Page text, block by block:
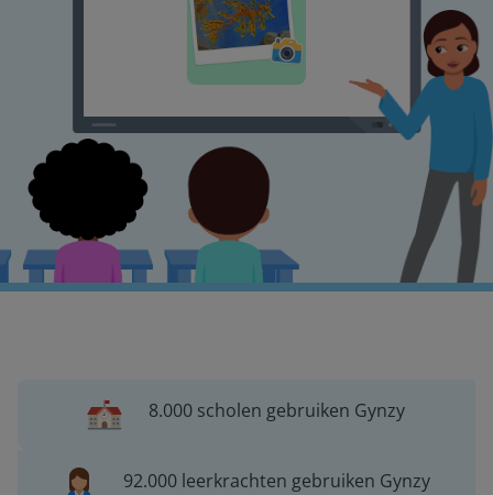
8.000 scholen gebruiken Gynzy
92.000 leerkrachten gebruiken Gynzy